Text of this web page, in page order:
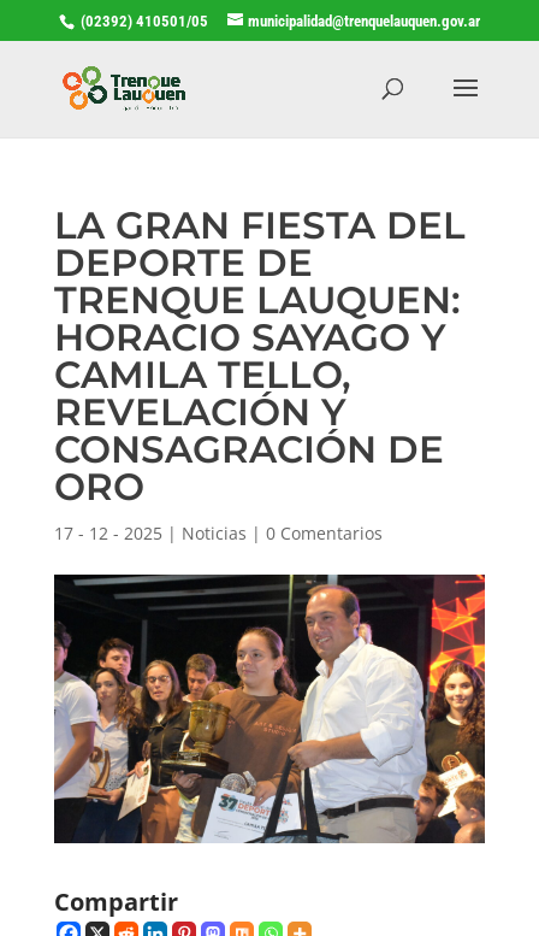
(02392) 410501/05 municipalidad@trenquelauquen.gov.ar
LA GRAN FIESTA DEL
DEPORTE DE
TRENQUE LAUQUEN:
HORACIO SAYAGO Y
CAMILA TELLO,
REVELACIÓN Y
CONSAGRACIÓN DE
ORO
17 - 12 - 2025| Noticias | 0 Comentarios
Compartir